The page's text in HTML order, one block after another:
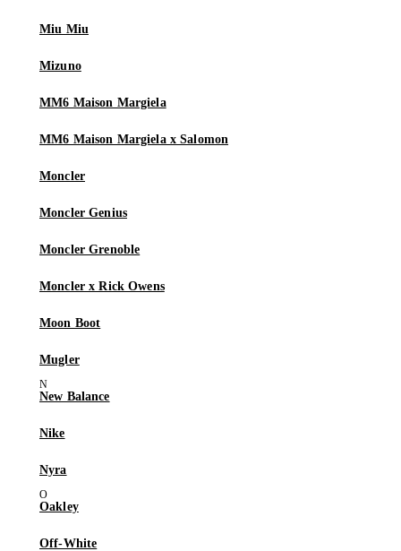
Miu Miu
Mizuno
MM6 Maison Margiela
MM6 Maison Margiela x Salomon
Moncler
Moncler Genius
Moncler Grenoble
Moncler x Rick Owens
Moon Boot
Mugler
New Balance
Nike
Nyra
Oakley
Off-White